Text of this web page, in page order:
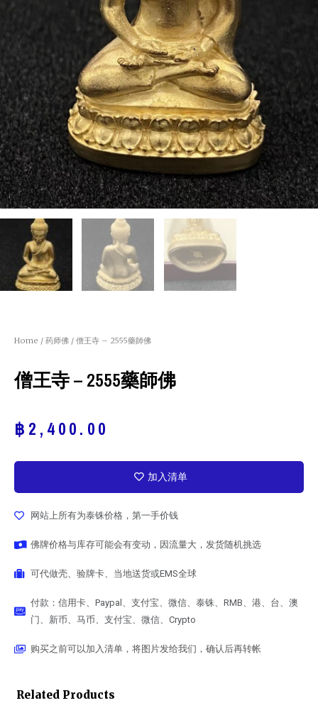
Home / 药师佛 / 僧王寺 – 2555藥師佛
僧王寺 – 2555藥師佛
฿ 2,400.00
加入清单
网站上所有为泰铢价格，第一手价钱
佛牌价格与库存可能会有变动，因流量大，发货随机挑选
可代做壳、验牌卡、当地送货或EMS全球
付款：信用卡、Paypal、支付宝、微信、泰铢、RMB、港、台、澳
门、新币、马币、支付宝、微信、Crypto
购买之前可以加入清单，将图片发给我们，确认后再转帐
Related Products